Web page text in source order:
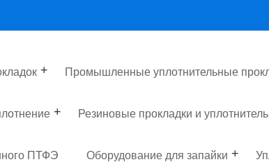
Промышленные уплотнительные
Резиновые прокладки и
ПТФЭ Оборудование для запайки